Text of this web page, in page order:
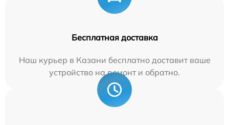
Бесплатная доставка
Наш курьер в Казани бесплатно доставит ваше
устройство на ремонт и обратно.